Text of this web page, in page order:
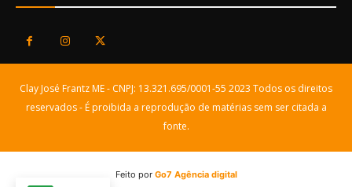
Clay José Frantz ME - CNPJ: 13.321.695/0001-55 2023 Todos os direitos
reservados - É proibida a reprodução de matérias sem ser citada a
fonte.
Feito porGo7 Agência digital